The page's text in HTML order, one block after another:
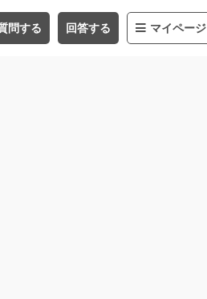
問する 回答する マイページ